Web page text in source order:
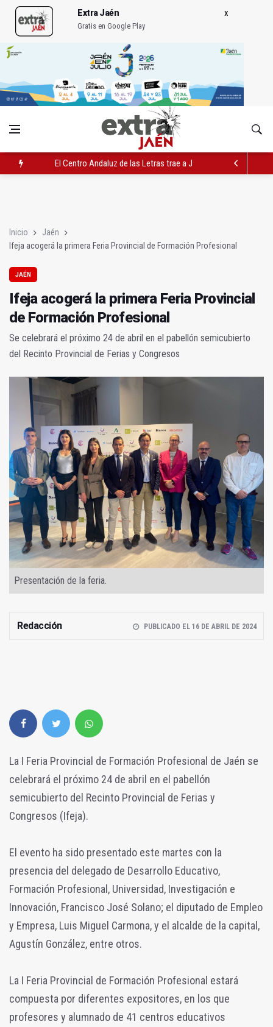
Extra Jaén
Gratis en Google Play
El Centro Andaluz de las Letras trae a Jaén al filósofo Omar
Inicio
Jaén
Ifeja acogerá la primera Feria Provincial de Formación Profesional
JAÉN
Ifeja acogerá la primera Feria Provincial
de Formación Profesional
Se celebrará el próximo 24 de abril en el pabellón semicubierto
del Recinto Provincial de Ferias y Congresos
Presentación de la feria.
Redacción PUBLICADO EL 16 DE ABRIL DE 2024
La I Feria Provincial de Formación Profesional de Jaén se
celebrará el próximo 24 de abril en el pabellón
semicubierto del Recinto Provincial de Ferias y
Congresos (Ifeja).
El evento ha sido presentado este martes con la
presencia del delegado de Desarrollo Educativo,
Formación Profesional, Universidad, Investigación e
Innovación, Francisco José Solano; el diputado de Empleo
y Empresa, Luis Miguel Carmona, y el alcalde de la capital,
Agustín González, entre otros.
La I Feria Provincial de Formación Profesional estará
compuesta por diferentes expositores, en los que
profesores y alumnado de 41 centros educativos